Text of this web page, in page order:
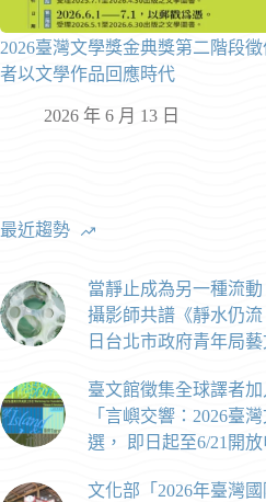
2026臺灣文學獎金典獎第二階段
者以文學作品回應時代
2026 年 6 月 13 日
最近趨勢
當靜止成為另一種流
攝影師共譜《靜水仍流
日台北市政府青年局
臺文館徵集全球譯者加
「言嶼交響：2026臺
選， 即日起至6/21開放
文化部「2026年臺灣